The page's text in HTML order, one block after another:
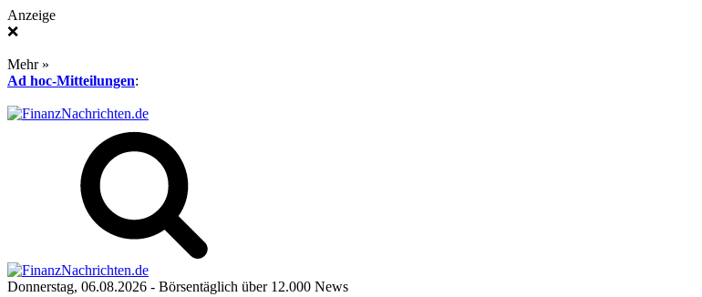
Anzeige
❌
Mehr »
Ad hoc-Mitteilungen:
Donnerstag, 06.08.2026 - Börsentäglich über 12.000 News